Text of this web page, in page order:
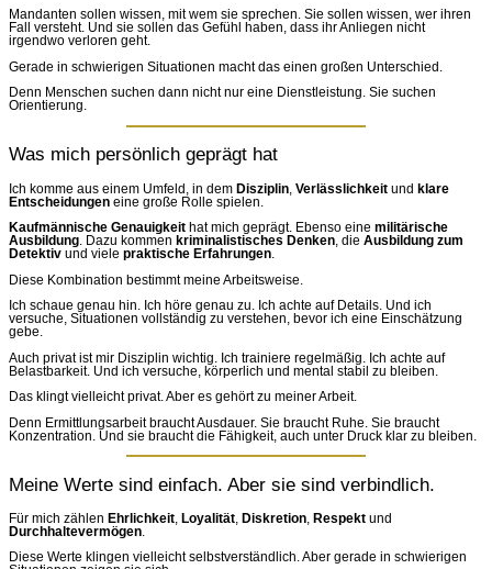
Mandanten sollen wissen, mit wem sie sprechen. Sie sollen wissen, wer ihren
Fall versteht. Und sie sollen das Gefühl haben, dass ihr Anliegen nicht
irgendwo verloren geht.
Gerade in schwierigen Situationen macht das einen großen Unterschied.
Denn Menschen suchen dann nicht nur eine Dienstleistung. Sie suchen
Orientierung.
Was mich persönlich geprägt hat
Ich komme aus einem Umfeld, in dem Disziplin Verlässlichkeit und klare
Entscheidungen eine große Rolle spielen.
Kaufmännische Genauigkeit hat mich geprägt. Ebenso eine militärische
Ausbildung . Dazu kommen kriminalistisches Denken , die Ausbildung zum
Detektiv und viele praktische Erfahrungen
Diese Kombination bestimmt meine Arbeitsweise.
Ich schaue genau hin. Ich höre genau zu. Ich achte auf Details. Und ich
versuche, Situationen vollständig zu verstehen, bevor ich eine Einschätzung
gebe.
Auch privat ist mir Disziplin wichtig. Ich trainiere regelmäßig. Ich achte auf
Belastbarkeit. Und ich versuche, körperlich und mental stabil zu bleiben.
Das klingt vielleicht privat. Aber es gehört zu meiner Arbeit.
Denn Ermittlungsarbeit braucht Ausdauer. Sie braucht Ruhe. Sie braucht
Konzentration. Und sie braucht die Fähigkeit, auch unter Druck klar zu bleiben.
Meine Werte sind einfach. Aber sie sind verbindlich.
Für mich zählen Ehrlichkeit Loyalität Diskretion Respekt und
Durchhaltevermögen
Diese Werte klingen vielleicht selbstverständlich. Aber gerade in schwierigen